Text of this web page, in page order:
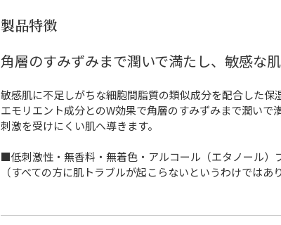
製品特徴
角層のすみずみまで潤いで満たし、敏感な肌
敏感肌に不足しがちな細胞間脂質の類似成分を配合した保
エモリエント成分とのW効果で角層のすみずみまで潤いで
刺激を受けにくい肌へ導きます。
■低刺激性・無香料・無着色・アルコール（エタノール）
（すべての方に肌トラブルが起こらないというわけではあ